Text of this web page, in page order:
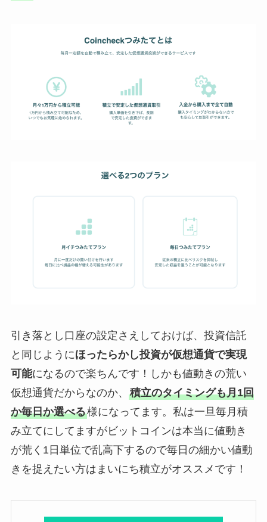
引き落とし口座の設定さえしておけば、投資信託
と同じようにほったらかし投資が仮想通貨で実現
可能になるので楽ちんです！しかも値動きの荒い
仮想通貨だからなのか、 積立のタイミングも月1回
か毎日か選べる様になってます。私は一旦毎月積
み立てにしてますがビットコインは本当に値動き
が荒く1日単位で乱高下するので毎日の細かい値動
きを捉えたい方はまいにち積立がオススメです！